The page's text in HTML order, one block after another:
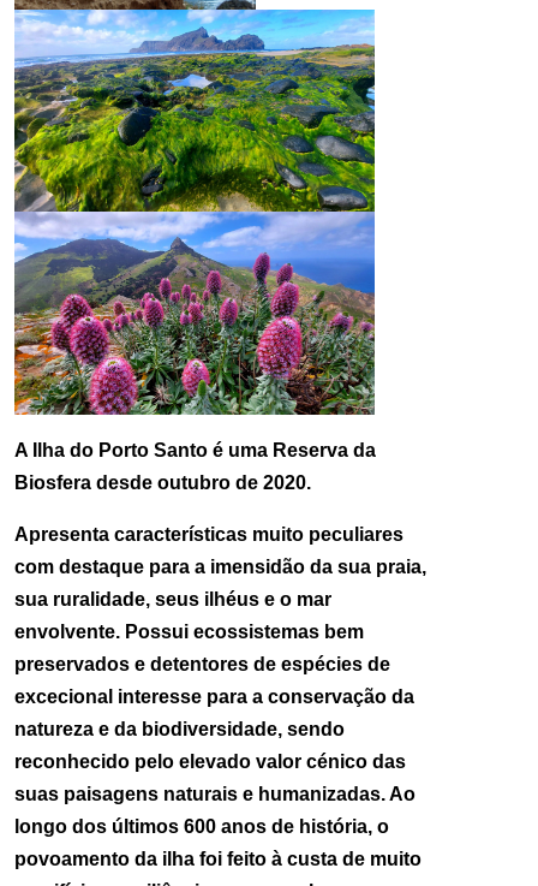
A Ilha do Porto Santo é uma Reserva da
Biosfera desde outubro de 2020.
Apresenta características muito peculiares
com destaque para a imensidão da sua praia,
sua ruralidade, seus ilhéus e o mar
envolvente. Possui ecossistemas bem
preservados e detentores de espécies de
excecional interesse para a conservação da
natureza e da biodiversidade, sendo
reconhecido pelo elevado valor cénico das
suas paisagens naturais e humanizadas. Ao
longo dos últimos 600 anos de história, o
povoamento da ilha foi feito à custa de muito